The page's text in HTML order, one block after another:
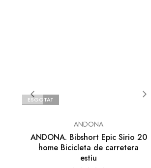
ESGOTAT
ANDONA
ANDONA. Bibshort Epic Sirio 20
home Bicicleta de carretera
estiu